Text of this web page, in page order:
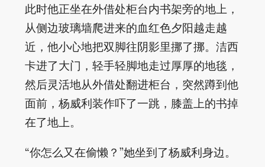
此时他正坐在外借处柜台内书架旁的地上，
从侧边玻璃墙爬进来的血红色夕阳越走越
近，他小心地把双脚往阴影里挪了挪。洁西
卡进了大门，轻手轻脚地走过厚厚的地毯，
然后灵活地从外借处翻进柜台，突然蹲到他
面前，杨威利装作吓了一跳，膝盖上的书掉
在了地上。
“你怎么又在偷懒？”她坐到了杨威利身边。